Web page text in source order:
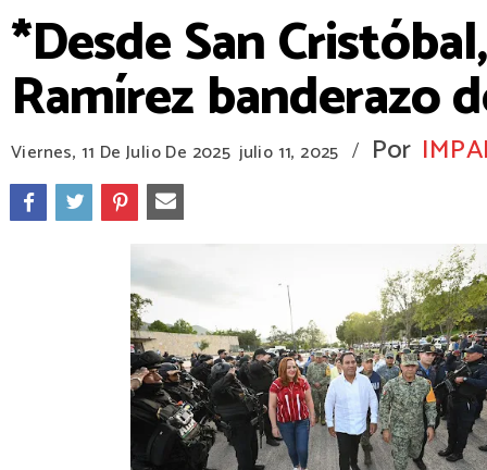
*Desde San
Ramírez banderazo
Viernes, 11 De Julio De 2025 julio 11, 2025 / Por